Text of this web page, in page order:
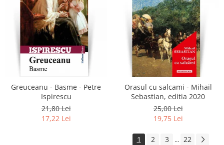
Greuceanu - Basme - Petre
Ispirescu
21,80 Lei
17,22 Lei
Orasul cu salcami - Mihail
Sebastian, editia 2020
25,00 Lei
19,75 Lei
1 2 3 ... 22